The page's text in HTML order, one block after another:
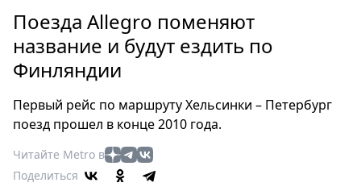
Россия
Мир
Здоровье
Туризм
Мода
Театр
Кино
Поезда Allegro поменяют
название и будут ездить по
Финляндии
Первый рейс по маршруту Хельсинки – Петербург
поезд прошел в конце 2010 года.
Читайте Metro в
Поделиться